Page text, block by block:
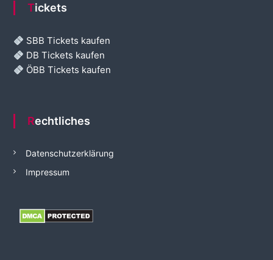
Tickets
SBB Tickets kaufen
DB Tickets kaufen
ÖBB Tickets kaufen
Rechtliches
Datenschutzerklärung
Impressum